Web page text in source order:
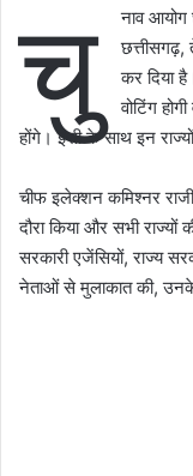
चु
नाव आयोग
छत्तीसगढ़,
कर दिया
वोटिंग
होंगे। इसी के साथ इन
चीफ इलेक्शन कमिश्नर
दौरा किया और सभी
सरकारी एजेंसियों, राज्य
नेताओं से मुलाकात की,